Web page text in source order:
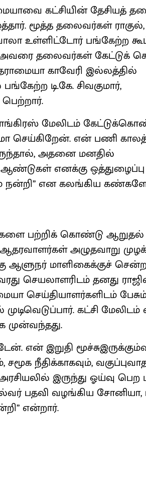
கட்சியின் தேசியத்
மூத்த தலைவர்கள் ராகுல்,
உள்ளிட்டோர் பங்கேற்ற
அவரை தலைவர்கள் கேட்டுக்
காவேரி இல்லத்தில்
டி.கே. சிவகுமார்,
மேலிடம்
செய்கிறேன். என் பணி
அதனை மனதில்
எனக்கு ஒத்துழைப்பு
என கலங்கிய
பற்றிக் கொண்டு ஆறுதல்
அழுதவாறு
ஆளுநர் மாளிகைக்குச்
செயலாளரிடம் தனது
செய்தியாளர்களிடம்
கட்சி
முன்வந்தது.
என் இறுதி
நீதிக்காகவும்,
இருந்து ஓய்வு
பதவி வழங்கிய சோனியா,
என்றார்.